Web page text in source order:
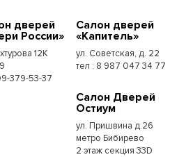
дверей
России»
12К
379-53-37
Салон дверей
«Капитель»
ул. Советская, д. 22
тел : 8 987 047 34 77
Салон Дверей
Остиум
ул. Пришвина д.26
метро Бибирево
2 этаж секция 33D